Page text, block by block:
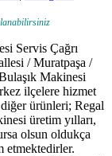
Servis Çağrı
/ Muratpaşa /
Makinesi
ilçelere hizmet
ürünleri; Regal
üretim yılları,
olsun oldukça
etmektedirler.